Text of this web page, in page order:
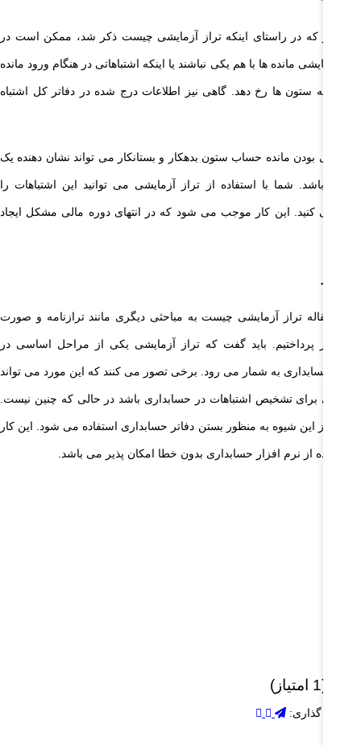
که در راستای اینکه تراز آزمایشی چیست ذکر شد، ممکن است در
آزمایشی مانده ها با هم یکی نباشند یا اینکه اشتباهاتی در هنگام ورود مانده
به ستون ها رخ دهد. گاهی نیز اطلاعات درج شده در دفاتر کل اشتباه
یکی بودن مانده حساب ستون بدهکار و بستانکار می تواند نشان دهنده یک
باشد. شما با استفاده از تراز آزمایشی می توانید این اشتباهات را
کنید. این کار موجب می شود که در انتهای دوره مالی مشکل ایجاد
در مقاله تراز آزمایشی چیست به مباحثی دیگری مانند ترازنامه و صورت
نیز پرداختیم. باید گفت که تراز آزمایشی یکی از مراحل اساسی در
حسابداری به شمار می رود. برخی تصور می کنند که این مورد می تواند
حلی برای تشخیص اشتباهات در حسابداری باشد در حالی که چنین نیست.
از این شیوه به منظور بستن دفاتر حسابداری استفاده می شود. این کار
استفاده از نرم افزار حسابداری بدون خطا امکان پذیر می باشد.
گذاری: